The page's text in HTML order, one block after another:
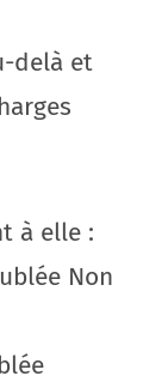
delà et
à elle :
Non